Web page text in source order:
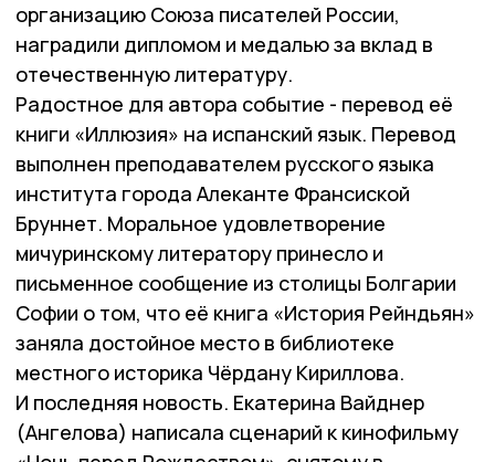
организацию Союза писателей России,
наградили дипломом и медалью за вклад в
отечественную литературу.
Радостное для автора событие - перевод её
книги «Иллюзия» на испанский язык. Перевод
выполнен преподавателем русского языка
института города Алеканте Франсиской
Бруннет. Моральное удовлетворение
мичуринскому литератору принесло и
письменное сообщение из столицы Болгарии
Софии о том, что её книга «История Рейндьян»
заняла достойное место в библиотеке
местного историка Чёрдану Кириллова.
И последняя новость. Екатерина Вайднер
(Ангелова) написала сценарий к кинофильму